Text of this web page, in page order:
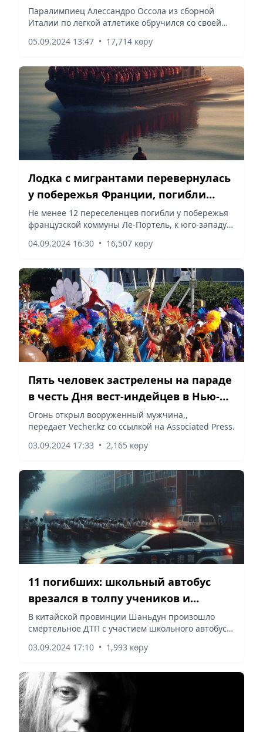
забега на 100 метров
Паралимпиец Алессандро Оссола из сборной
Италии по легкой атлетике обручился со своей
Паралимпийских играх в Париже. О столь
05.09.2024 13:47 • 17,714 көру
Лодка с мигрантами перевернулась
у побережья Франции, погибли
более 10 человек
Не менее 12 переселенцев погибли у побережья
французской коммуны Ле-Портель, к юго-западу
04.09.2024 16:30 • 16,507 көру
Пять человек застрелены на параде
в честь Дня вест-индейцев в Нью-
Йорке
Огонь открыл вооруженный мужчина,,
передает Vecher.kz со ссылкой на Associated Press.
03.09.2024 17:33 • 2,165 көру
11 погибших: школьный автобус
врезался в толпу учеников и
родителей в Китае
В китайской провинции Шаньдун произошло
смертельное ДТП с участием школьного автобуса,
сообщает Vecher.kz со ссылкой BBC News.
03.09.2024 17:10 • 1,993 көру